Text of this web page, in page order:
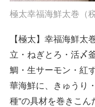
極太幸福海鮮太巻（
【極太】幸福海鮮太
立・ねぎとろ・活〆
鯛・生サーモン・紅
華海鮮に、きゅうり
種”の具材を巻きこん